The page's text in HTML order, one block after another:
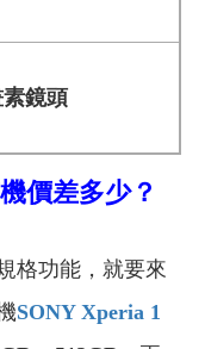
鏡頭
價差多少？
功能，就要來
SONY Xperia 1